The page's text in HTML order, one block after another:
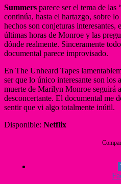
Summers parece ser el tema de las
continúa, hasta el hartazgo, sobre
hechos son conjeturas interesantes,
últimas horas de Monroe y las
dónde realmente. Sinceramente
documental parece improvisado.
En The Unheard Tapes
ser que lo único interesante son los
muerte de Marilyn Monroe seguirá
desconcertante. El documental me
sentir que vi algo totalmente inútil.
Disponible: Netflix